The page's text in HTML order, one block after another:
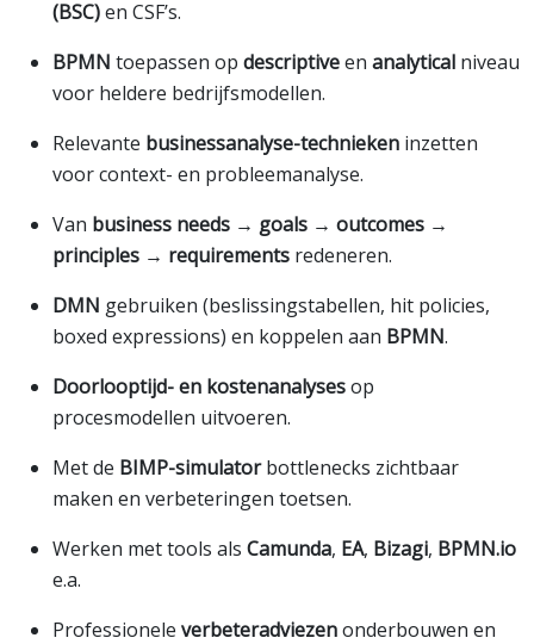
(BSC)en CSF’s.
BPMN toepassen op descriptiveen analytical niveau
voor heldere bedrijfsmodellen.
Relevante businessanalyse-technieken inzetten
voor context- en probleemanalyse.
Van business needs → goals → outcomes →
principles → requirements redeneren.
DMN gebruiken (beslissingstabellen, hit policies,
boxed expressions) en koppelen aan BPMN.
Doorlooptijd- en kostenanalysesop
procesmodellen uitvoeren.
Met de BIMP-simulatorbottlenecks zichtbaar
maken en verbeteringen toetsen.
Werken met tools als Camunda, EA, Bizagi, BPMN.io
e.a.
Professionele verbeteradviezenonderbouwen en